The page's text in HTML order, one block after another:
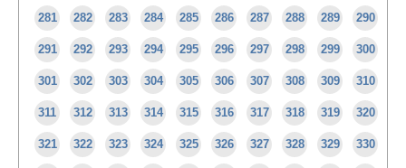
281 282 283 284 285 286 287 288 289 290
291 292 293 294 295 296 297 298 299 300
301 302 303 304 305 306 307 308 309 310
311 312 313 314 315 316 317 318 319 320
321 322 323 324 325 326 327 328 329 330